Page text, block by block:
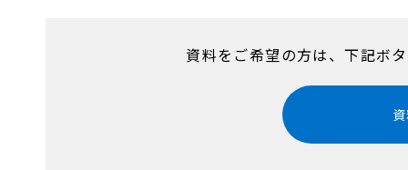
資料をご希望の方は、下記ボ